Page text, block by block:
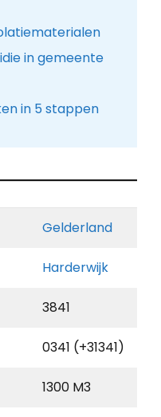
in gemeente
in 5 stappen
Gelderland
Harderwijk
3841
0341 (+31341)
1300 M3